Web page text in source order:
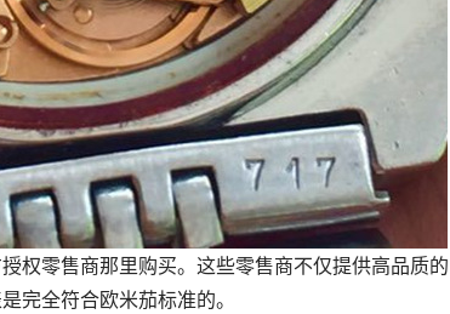
权零售商那里购买。这些零售商不仅提供高品质的
完全符合欧米茄标准的。